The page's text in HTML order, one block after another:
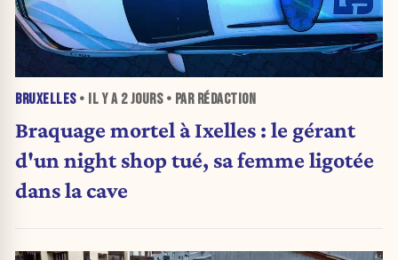
BRUXELLES• IL Y A 2 JOURS• PAR RÉDACTION
Braquage mortel à Ixelles : le gérant
d'un night shop tué, sa femme ligotée
dans la cave